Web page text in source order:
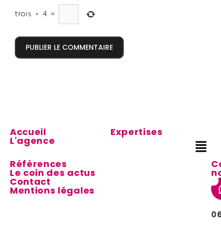
trois × 4 =
Accueil
L'agence
Expertises
Références
Le coin des actus
Contact
Mentions légales